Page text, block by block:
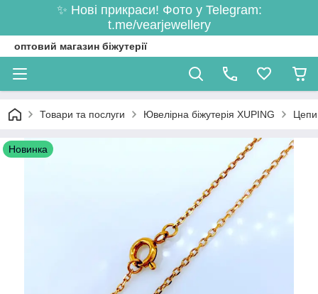
✨ Нові прикраси! Фото у Telegram:
t.me/vearjewellery
оптовий магазин біжутерії
Товари та послуги Ювелірна біжутерія XUPING
Новинка